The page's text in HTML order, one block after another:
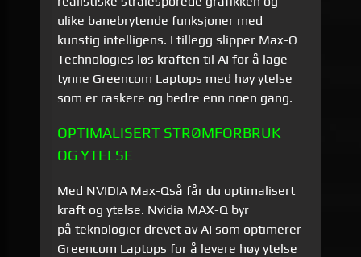
ulike banebrytende funksjoner med
kunstig intelligens. I tillegg slipper Max-Q
Technologies løs kraften til AI for å lage
tynne Greencom Laptops med høy ytelse
som er raskere og bedre enn noen gang.
OPTIMALISERT STRØMFORBRUK
OG YTELSE
Med NVIDIA Max-Qså får du optimalisert
kraft og ytelse. Nvidia MAX-Q byr
på teknologier drevet av AI som optimerer
Greencom Laptops for å levere høy ytelse